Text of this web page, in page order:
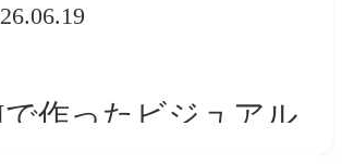
か?【POLA春節事例
作ったビジュアル、